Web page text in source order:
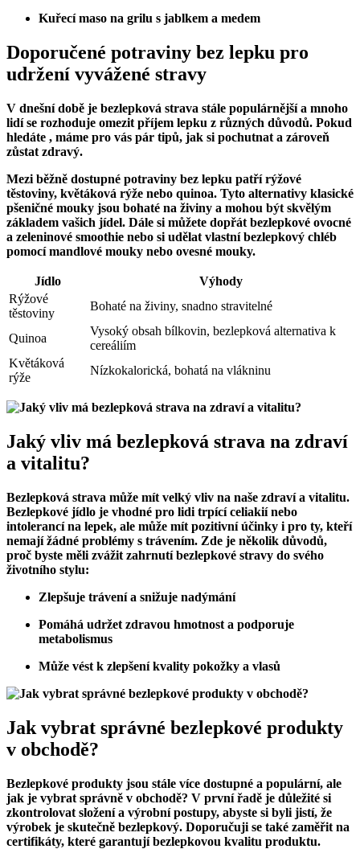
Kuřecí maso na grilu s jablkem a medem
Doporučené potraviny bez lepku pro
udržení vyvážené stravy
V dnešní době je bezlepková strava stále populárnější a mnoho
lidí se rozhoduje omezit příjem lepku z různých důvodů. Pokud
hledáte , máme pro vás pár tipů, jak si pochutnat a zároveň
zůstat zdravý.
Mezi běžně dostupné potraviny bez lepku patřírýžové
těstoviny, květáková rýže nebo quinoa. Tyto alternativy klasické
pšeničné mouky jsou bohaté na živiny a mohou být skvělým
základem vašich jídel. Dále si můžete dopřát bezlepkové ovocné
a zeleninové smoothie nebo si udělat vlastníbezlepkový chléb
pomocí mandlové mouky nebo ovesné mouky.
Jídlo
Výhody
Rýžové
těstoviny
Bohaté na živiny, snadno stravitelné
Quinoa
Vysoký obsah bílkovin, bezlepková alternativa k
cereáliím
Květáková
rýže
Nízkokalorická, bohatá na vlákninu
Jaký vliv má bezlepková strava na zdraví
a vitalitu?
Bezlepková strava může mít velký vliv na naše zdraví a vitalitu.
Bezlepkové jídlo je vhodné pro lidi trpící celiakií nebo
intolerancí na lepek, ale může mít pozitivní účinky i pro ty, kteří
nemají žádné problémy s trávením. Zde je několik důvodů,
proč byste měli zvážit zahrnutí bezlepkové stravy do svého
životního stylu:
Zlepšuje trávení a snižuje nadýmání
Pomáhá udržet zdravou hmotnost a podporuje
metabolismus
Může vést k zlepšení kvality pokožky a vlasů
Jak vybrat správné bezlepkové produkty
v obchodě?
Bezlepkové produkty jsou stále více dostupné a populární, ale
jak je vybrat správně v obchodě? V první řadě je důležité si
zkontrolovat složení a výrobní postupy, abyste si byli jistí, že
výrobek je skutečně bezlepkový. Doporučuji se také zaměřit na
certifikáty, které garantují bezlepkovou kvalitu produktu.